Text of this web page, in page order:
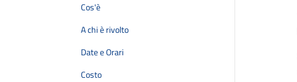
Cos'è
A chi è rivolto
Date e Orari
Costo